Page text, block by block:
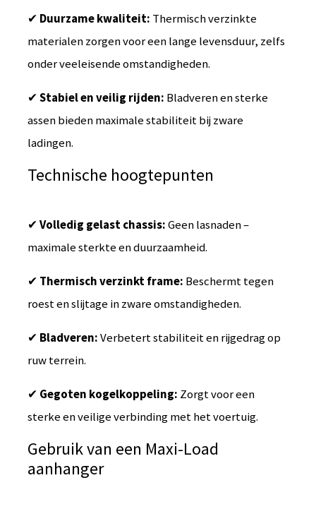
✔ Duurzame kwaliteit: Thermisch verzinkte
materialen zorgen voor een lange levensduur, zelfs
onder veeleisende omstandigheden.
✔Stabiel en veilig rijden: Bladveren en sterke
assen bieden maximale stabiliteit bij zware
ladingen.
Technische hoogtepunten
✔Volledig gelast chassis:Geen lasnaden –
maximale sterkte en duurzaamheid.
✔ Thermisch verzinkt frame: Beschermt tegen
roest en slijtage in zware omstandigheden.
✔ Bladveren:Verbetert stabiliteit en rijgedrag op
ruw terrein.
✔ Gegoten kogelkoppeling: Zorgt voor een
sterke en veilige verbinding met het voertuig.
Gebruik van een Maxi-Load
aanhanger